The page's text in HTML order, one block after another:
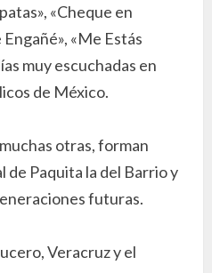
«Cheque en
Engañé», «Me Estás
muy escuchadas en
de México.
otras, forman
de Paquita la del Barrio y
futuras.
Veracruz y el